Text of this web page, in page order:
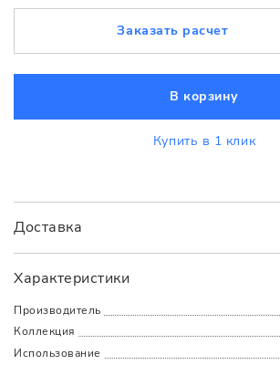
Характеристики
Производитель
Коллекция
Использование
Доставка
Доставка
В корзину
Купить в 1 клик
Заказать расчет